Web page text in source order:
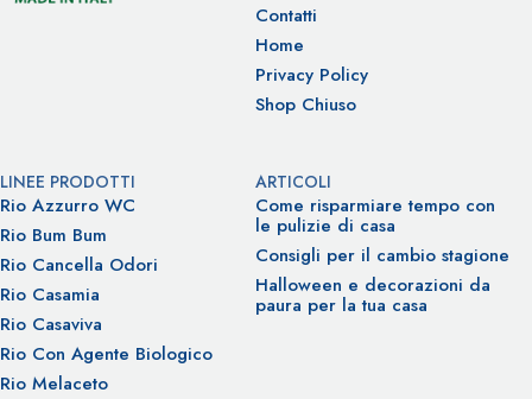
Contatti
Home
Privacy Policy
Shop Chiuso
LINEE PRODOTTI
Rio Azzurro WC
Rio Bum Bum
Rio Cancella Odori
Rio Casamia
Rio Casaviva
Rio Con Agente Biologico
Rio Melaceto
ARTICOLI
Come risparmiare tempo con
le pulizie di casa
Consigli per il cambio stagione
Halloween e decorazioni da
paura per la tua casa